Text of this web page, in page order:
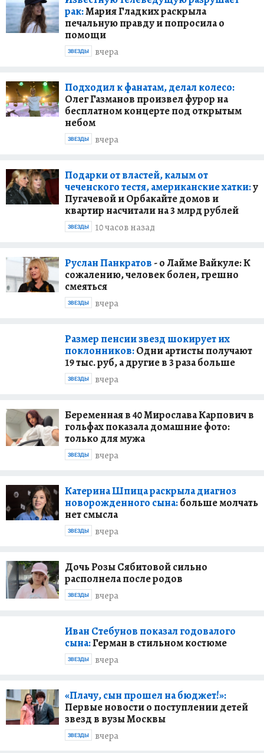
рак:Мария Гладких раскрыла
печальную правду и попросила о
помощи
вчера
ЗВЕЗДЫ
Подходил к фанатам, делал колесо:
Олег Газманов произвел фурор на
бесплатном концерте под открытым
небом
вчера
ЗВЕЗДЫ
Подарки от властей, калым от
чеченского тестя, американские хатки:у
Пугачевой и Орбакайте домов и
квартир насчитали на 3 млрд рублей
10 часов назад
ЗВЕЗДЫ
Руслан Панкратов - о Лайме Вайкуле: К
сожалению, человек болен, грешно
смеяться
вчера
ЗВЕЗДЫ
Размер пенсии звезд шокирует их
поклонников:Одни артисты получают
19 тыс. руб, а другие в 3 раза больше
вчера
ЗВЕЗДЫ
Беременная в 40 Мирослава Карпович в
гольфах показала домашние фото:
только для мужа
вчера
ЗВЕЗДЫ
Катерина Шпица раскрыла диагноз
новорожденного сына:больше молчать
нет смысла
вчера
ЗВЕЗДЫ
Дочь Розы Сябитовой сильно
располнела после родов
вчера
ЗВЕЗДЫ
Иван Стебунов показал годовалого
сына:Герман в стильном костюме
вчера
ЗВЕЗДЫ
«Плачу, сын прошел на бюджет!»:
Первые новости о поступлении детей
звезд в вузы Москвы
вчера
ЗВЕЗДЫ